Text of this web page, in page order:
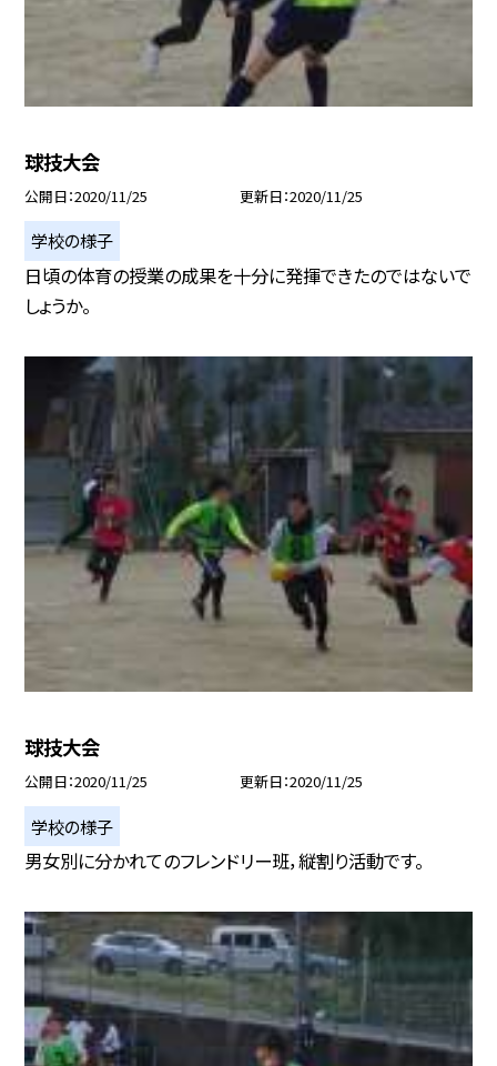
球技大会
公開日 2020/11/25 更新日 2020/11/25
学校の様子
日頃の体育の授業の成果を十分に発揮できたのではないで
しょうか。
球技大会
公開日 2020/11/25 更新日 2020/11/25
学校の様子
男女別に分かれてのフレンドリー班，縦割り活動です。